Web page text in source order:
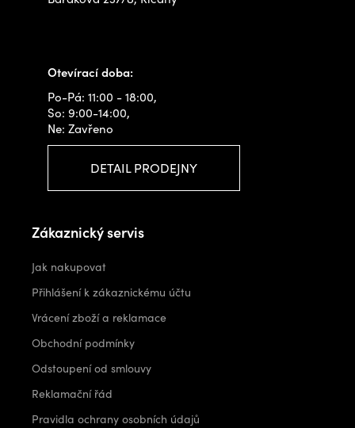
Otevírací doba:
Po-Pá: 11:00 - 18:00,
So: 9:00-14:00,
Ne: Zavřeno
DETAIL PRODEJNY
Zákaznický servis
Jak nakupovat
Přihlášení k zákaznickému účtu
Vrácení zboží a reklamace
Obchodní podmínky
Odstoupení od smlouvy
Reklamační řád
Pravidla ochrany osobních údajů